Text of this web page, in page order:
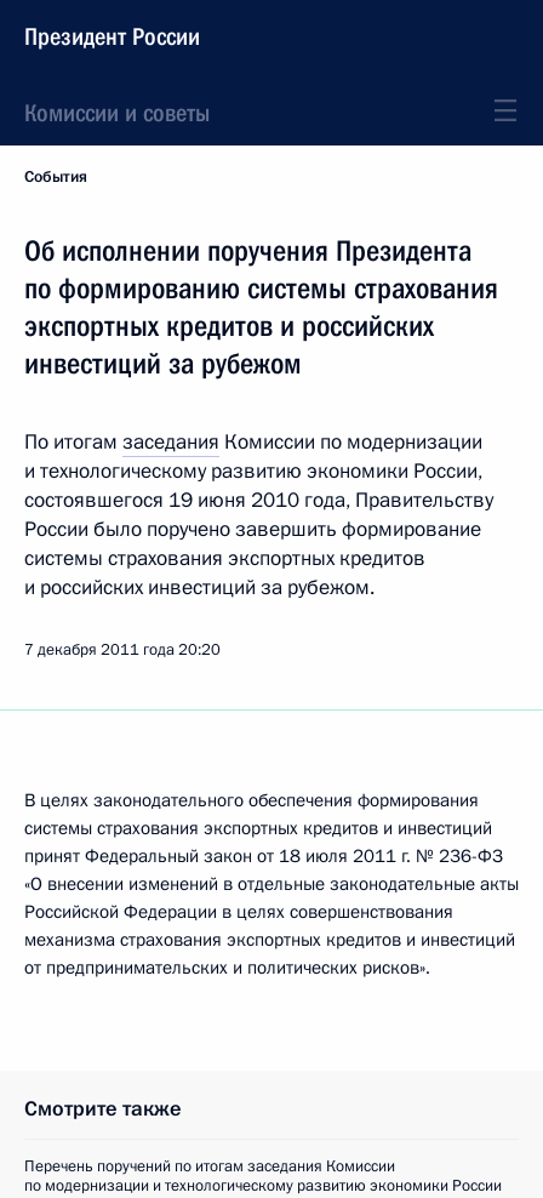
Президент России
Комиссии и советы
События
Об исполнении поручения Президента
по формированию системы страхования
экспортных кредитов и российских
инвестиций за рубежом
По итогам заседания Комиссии по модернизации
и технологическому развитию экономики России,
состоявшегося 19 июня 2010 года, Правительству
России было поручено завершить формирование
системы страхования экспортных кредитов
и российских инвестиций за рубежом.
7 декабря 2011 года20:20
В целях законодательного обеспечения формирования
системы страхования экспортных кредитов и инвестиций
принят Федеральный закон от 18 июля 2011 г. № 236-ФЗ
«О внесении изменений в отдельные законодательные акты
Российской Федерации в целях совершенствования
механизма страхования экспортных кредитов и инвестиций
от предпринимательских и политических рисков».
Смотрите также
Перечень поручений по итогам заседания Комиссии
по модернизации и технологическому развитию экономики России